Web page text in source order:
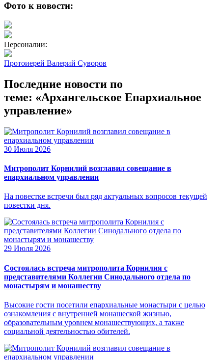
Фото к новости:
Персоналии:
Протоиерей Валерий Суворов
Последние новости по
теме: «Архангельское Епархиальное
управление»
30 Июля 2026
Митрополит Корнилий возглавил совещание в
епархиальном управлении
На повестке встречи был ряд актуальных вопросов текущей
повестки дня.
29 Июля 2026
Состоялась встреча митрополита Корнилия с
представителями Коллегии Синодального отдела по
монастырям и монашеству
Высокие гости посетили епархиальные монастыри с целью
ознакомления с внутренней монашеской жизнью,
образовательным уровнем монашествующих, а также
социальной деятельностью обителей.